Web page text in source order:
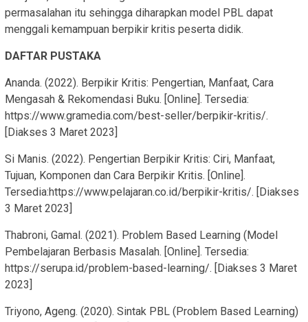
permasalahan itu sehingga diharapkan model PBL dapat
menggali kemampuan berpikir kritis peserta didik.
DAFTAR PUSTAKA
Ananda. (2022). Berpikir Kritis: Pengertian, Manfaat, Cara
Mengasah & Rekomendasi Buku. [Online]. Tersedia:
https://www.gramedia.com/best-seller/berpikir-kritis/.
[Diakses 3 Maret 2023]
Si Manis. (2022). Pengertian Berpikir Kritis: Ciri, Manfaat,
Tujuan, Komponen dan Cara Berpikir Kritis. [Online].
Tersedia:https://www.pelajaran.co.id/berpikir-kritis/. [Diakses
3 Maret 2023]
Thabroni, Gamal. (2021). Problem Based Learning (Model
Pembelajaran Berbasis Masalah. [Online]. Tersedia:
https://serupa.id/problem-based-learning/. [Diakses 3 Maret
2023]
Triyono, Ageng. (2020). Sintak PBL (Problem Based Learning)